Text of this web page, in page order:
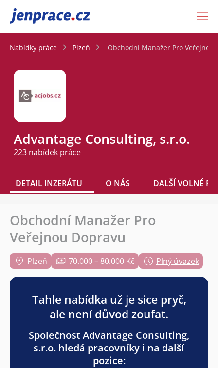
JenPráce.cz
Nabídky práce Plzeň Obchodní Manažer Pro Veřejnou
Advantage Consulting, s.r.o.
223 nabídek práce
DETAIL INZERÁTU O NÁS DALŠÍ VOLNÉ
Obchodní Manažer Pro
Veřejnou Dopravu
Plzeň 70.000 – 80.000 Kč Plný úvazek
Tahle nabídka už je sice pryč,
ale není důvod zoufat.
Společnost Advantage Consulting,
s.r.o. hledá pracovníky i na další
pozice: